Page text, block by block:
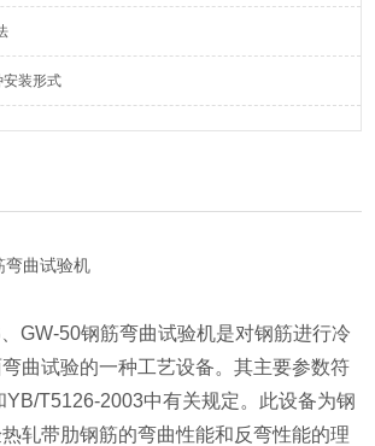
安装形式
弯曲试验机
GW-50钢筋弯曲试验机是对钢筋进行冷
曲试验的一种工艺设备。其主要参数符
YB/T5126-2003中有关规定。此设备为钢
轧带肋钢筋的弯曲性能和反弯性能的理